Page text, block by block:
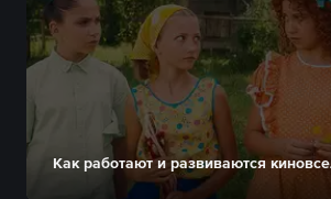
Как работают и развиваются